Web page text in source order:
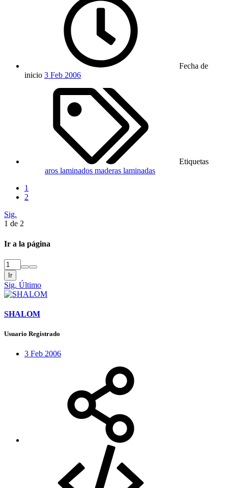
Fecha de
inicio 3 Feb 2006
Etiquetas
aros laminados maderas laminadas
1
2
Sig.
1 de 2
Ir a la página
Ir
Sig. Último
SHALOM
Usuario Registrado
3 Feb 2006